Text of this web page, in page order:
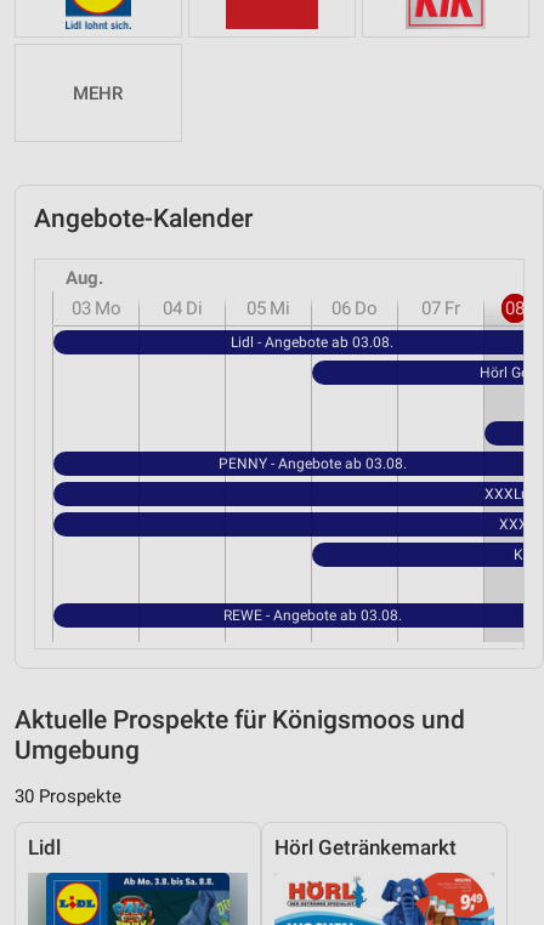
MEHR
Angebote-Kalender
Aug.
03 Mo 04 Di 05 Mi 06 Do 07 Fr 08
Lidl - Angebote ab 03.08.
Hörl
PENNY - Angebote ab 03.08.
XXXLutz
REWE - Angebote ab 03.08.
Aktuelle Prospekte für Königsmoos und
Umgebung
30 Prospekte
Lidl Hörl Getränkemarkt